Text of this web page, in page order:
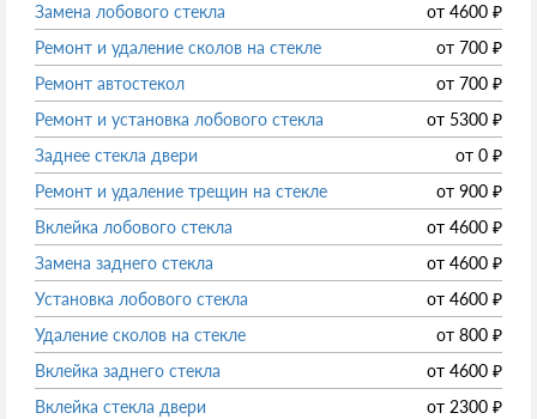
Замена лобового стекла
от 4600 ₽
Ремонт и удаление сколов на стекле
от 700 ₽
Ремонт автостекол
от 700 ₽
Ремонт и установка лобового стекла
от 5300 ₽
Заднее стекла двери
от 0 ₽
Ремонт и удаление трещин на стекле
от 900 ₽
Вклейка лобового стекла
от 4600 ₽
Замена заднего стекла
от 4600 ₽
Установка лобового стекла
от 4600 ₽
Удаление сколов на стекле
от 800 ₽
Вклейка заднего стекла
от 4600 ₽
Вклейка стекла двери
от 2300 ₽